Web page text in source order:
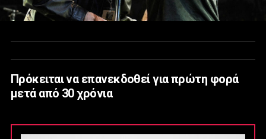
Πρόκειται να επανεκδοθεί για πρώτη φορά
μετά από 30 χρόνια